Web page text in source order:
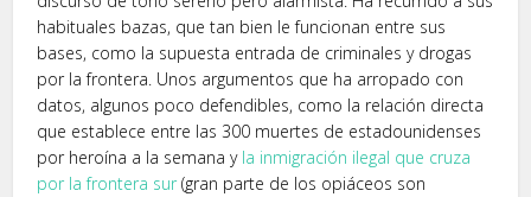
habituales bazas, que tan bien le funcionan entre sus
bases, como la supuesta entrada de criminales y drogas
por la frontera. Unos argumentos que ha arropado con
datos, algunos poco defendibles, como la relación directa
que establece entre las 300 muertes de estadounidenses
por heroína a la semana y la inmigración ilegal que cruza
por la frontera sur (gran parte de los opiáceos son